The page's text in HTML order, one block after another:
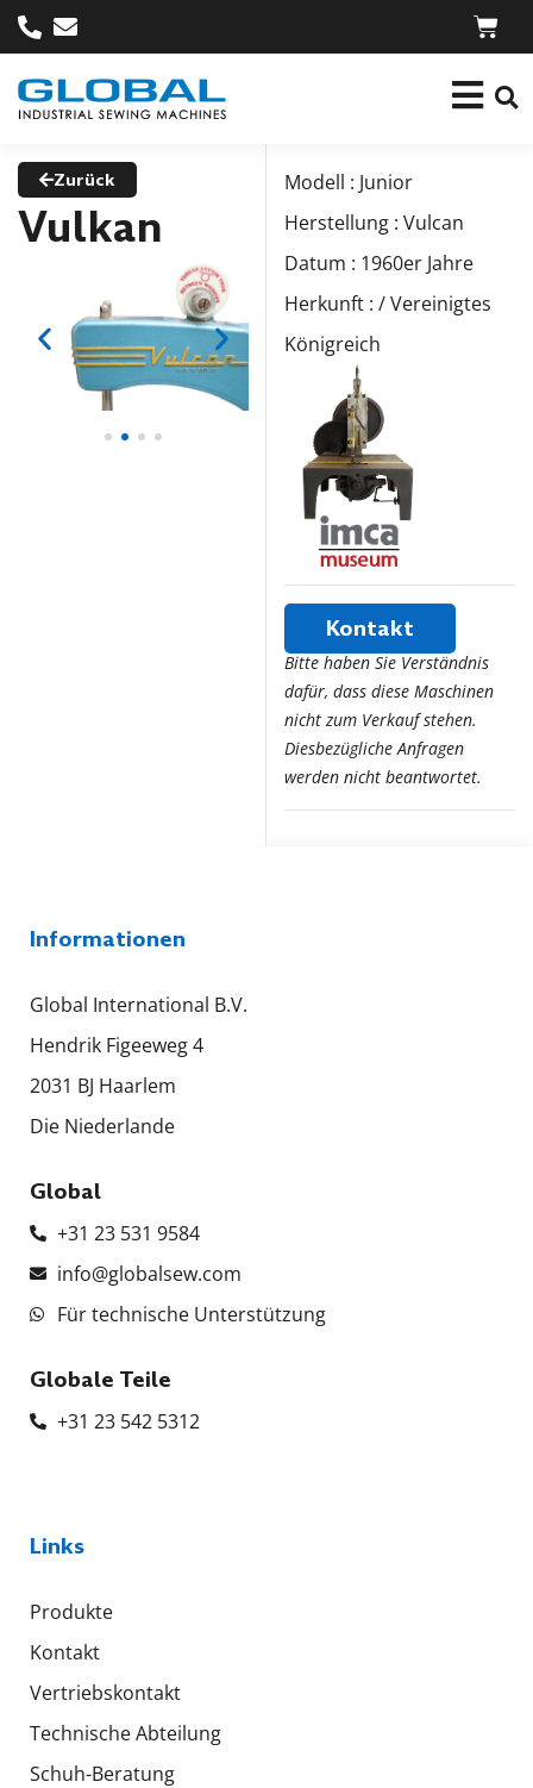
Zurück
Vulkan
Modell : Junior
Herstellung : Vulcan
Datum : 1960er Jahre
Herkunft : / Vereinigtes
Königreich
Bitte haben Sie Verständnis
dafür, dass diese Maschinen
nicht zum Verkauf stehen.
Diesbezügliche Anfragen
werden nicht beantwortet.
Kontakt
Informationen
Global International B.V.
Hendrik Figeeweg 4
2031 BJ Haarlem
Die Niederlande
Global
+31 23 531 9584
info@globalsew.com
Für technische Unterstützung
Globale Teile
+31 23 542 5312
Links
Produkte
Kontakt
Vertriebskontakt
Technische Abteilung
Schuh-Beratung